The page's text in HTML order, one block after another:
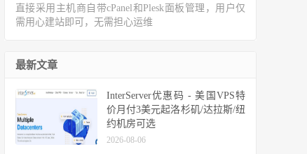
直接采用主机商自带cPanel和Plesk面板管理，用户仅
需用心建站即可，无需担心运维
最新文章
InterServer优惠码 - 美国VPS特
价月付3美元起洛杉矶/达拉斯/纽
约机房可选
2026-08-06